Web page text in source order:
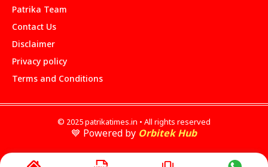
Patrika Team
Contact Us
Disclaimer
Privacy policy
Terms and Conditions
© 2025 patrikatimes.in • All rights reserved
💙 Powered by Orbitek Hub